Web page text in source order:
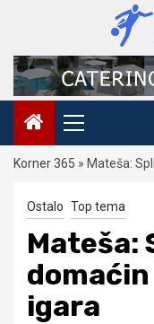
content
Primary
Menu
Korner 365 » Mateša:
Ostalo Top tema
Mateša:
igara